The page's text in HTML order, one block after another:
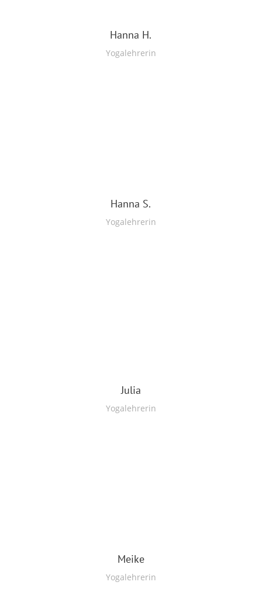
Hanna H.
Yogalehrerin
Hanna S.
Yogalehrerin
Julia
Yogalehrerin
Meike
Yogalehrerin